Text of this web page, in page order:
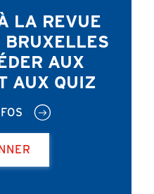
LA REVUE
BRUXELLES
AUX
AUX QUIZ